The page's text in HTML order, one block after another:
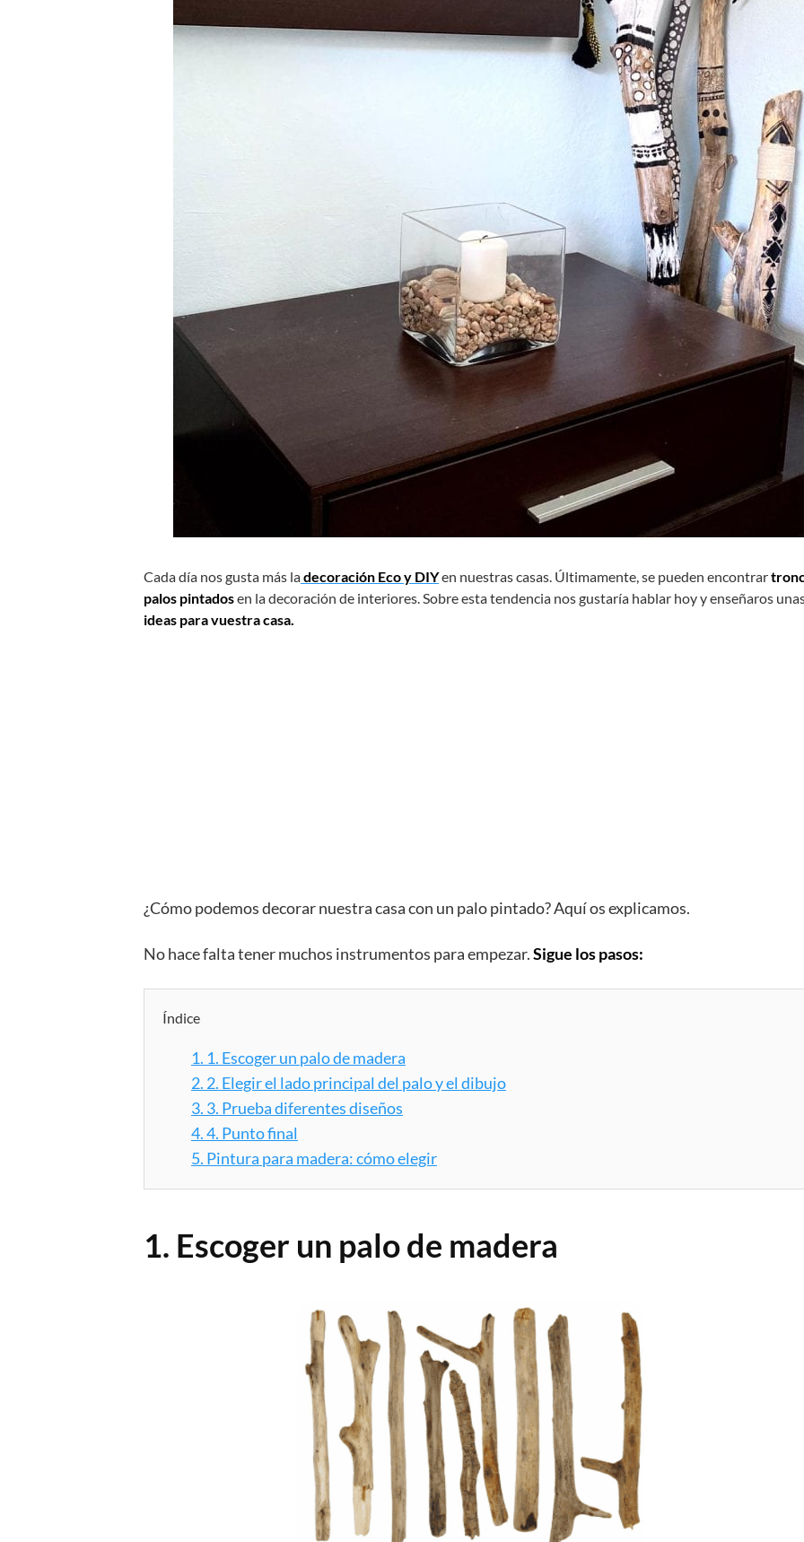
Cada día nos gusta más ladecoración Eco y DIYen nuestras casas. Últimamente, se pueden encontrar
palos pintadosen la decoración de interiores. Sobre esta tendencia nos gustaría hablar hoy y enseñaros
ideas para vuestra casa.
¿Cómo podemos decorar nuestra casa con un palo pintado? Aquí os explicamos.
No hace falta tener muchos instrumentos para empezar.Sigue los pasos:
Índice
1. 1. Escoger un palo de madera
2. 2. Elegir el lado principal del palo y el dibujo
3. 3. Prueba diferentes diseños
4.4. Punto final
5. Pintura para madera: cómo elegir
1. Escoger un palo de madera